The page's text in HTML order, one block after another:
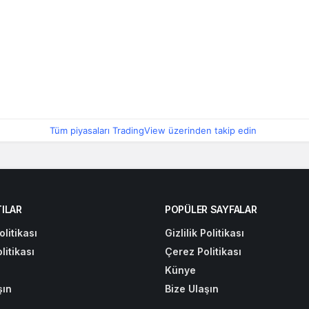
Tüm piyasaları TradingView üzerinden takip edin
POPÜLER SAYFALAR
Gizlilik Politikası
Çerez Politikası
Künye
Bize Ulaşın